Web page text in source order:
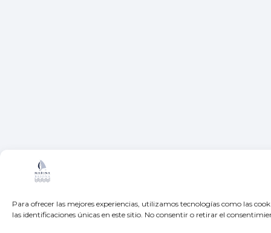
Para ofrecer las mejores experiencias, utilizamos tecnologías como las
las identificaciones únicas en este sitio. No consentir o retirar el